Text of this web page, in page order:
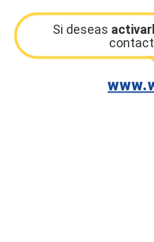
Si deseas